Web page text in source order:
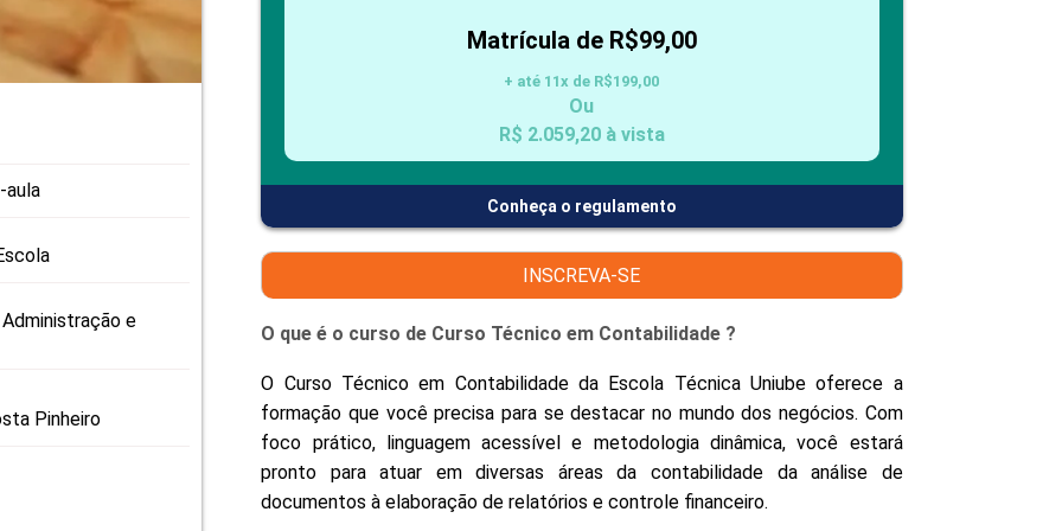
PROED
aula
e
Pinheiro
Matrícula de R$99,00
+ até 11x de R$199,00
Ou
R$ 2.059,20 à vista
Conheça o regulamento
INSCREVA-SE
O que é o curso de Curso Técnico em Contabilidade ?
O Curso Técnico em Contabilidade da Escola Técnica Uniube oferece a
formação que você precisa para se destacar no mundo dos negócios. Com
foco prático, linguagem acessível e metodologia dinâmica, você estará
pronto para atuar em diversas áreas da contabilidade da análise de
documentos à elaboração de relatórios e controle financeiro.